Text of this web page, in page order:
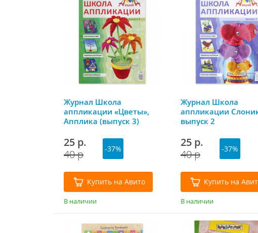
Журнал Школа
аппликации «Цветы»,
Апплика (выпуск 3)
25 р.
40 р
-37%
Купить на Авито
В наличии
Журнал Школа
аппликации
выпуск 2
25 р.
40 р
-37%
Купить на
В наличии